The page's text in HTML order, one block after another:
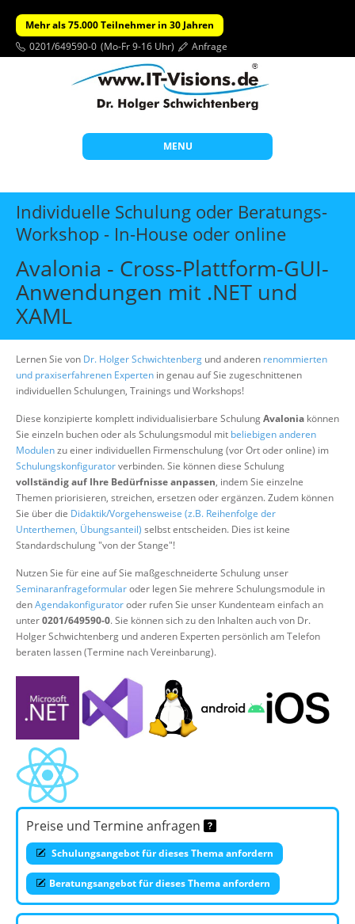
Mehr als 75.000 Teilnehmer in 30 Jahren
0201/649590-0 (Mo-Fr 9-16 Uhr) Anfrage
MENU
Start
Themen
Individuelle Schulungen
Offene Seminare
Wissen
Über uns
Suche
Individuelle Schulung oder Beratungs-
Workshop - In-House oder online
Avalonia - Cross-Plattform-GUI-
Anwendungen mit .NET und
XAML
Lernen Sie von Dr. Holger Schwichtenberg und anderen renommierten
und praxiserfahrenen Experten in genau auf Sie zugeschnittenen
individuellen Schulungen, Trainings und Workshops!
Diese konzipierte komplett individualisierbare SchulungAvalonia können
Sie einzeln buchen oder als Schulungsmodul mit beliebigen anderen
Modulenzu einer individuellen Firmenschulung (vor Ort oder online) im
Schulungskonfiguratorverbinden. Sie können diese Schulung
vollständig auf Ihre Bedürfnisse anpassen, indem Sie einzelne
Themen priorisieren, streichen, ersetzen oder ergänzen. Zudem können
Sie über die Didaktik/Vorgehensweise (z.B. Reihenfolge der
Unterthemen, Übungsanteil) selbst entscheiden. Dies ist keine
Standardschulung "von der Stange"!
Nutzen Sie für eine auf Sie maßgeschneiderte Schulung unser
Seminaranfrageformularoder legen Sie mehrere Schulungsmodule in
denAgendakonfiguratoroder rufen Sie unser Kundenteam einfach an
unter0201/649590-0. Sie können sich zu den Inhalten auch von Dr.
Holger Schwichtenberg und anderen Experten persönlich am Telefon
beraten lassen (Termine nach Vereinbarung).
Preise und Termine anfragen
Schulungsangebot für dieses Thema anfordern
Beratungsangebot für dieses Thema anfordern